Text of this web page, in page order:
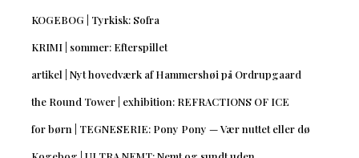
KOGEBOG | Tyrkisk: Sofra
KRIMI | sommer: Efterspillet
artikel | Nyt hovedværk af Hammershøi på Ordrupgaard
the Round Tower | exhibition: REFRACTIONS OF ICE
for børn | TEGNESERIE: Pony Pony — Vær nuttet eller dø